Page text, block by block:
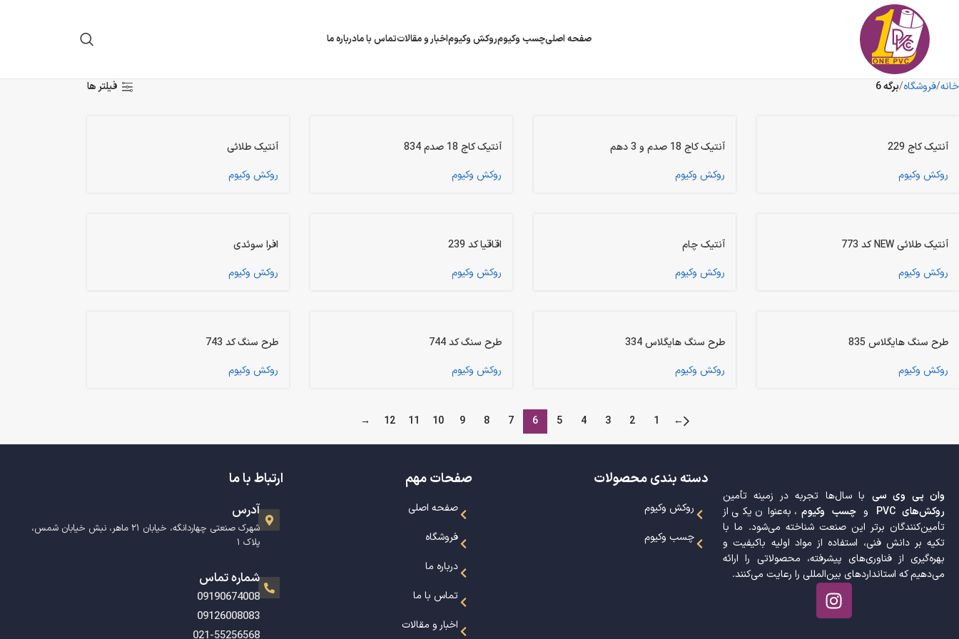
صفحه اصلیچسب وکیومروکش وکیوماخبار و مقالاتتماس با مادرباره ما
خانه فروشگاه برگه 6 فیلتر ها
آنتیک کاج 229
روکش وکیوم
آنتیک کاج 18 صدم و 3 دهم
روکش وکیوم
آنتیک کاج 18 صدم 834
روکش وکیوم
آنتیک طلائی
روکش وکیوم
آنتیک طلائی NEW کد 773
روکش وکیوم
آنتیک چام
روکش وکیوم
اقاقیا کد 239
روکش وکیوم
افرا سوئدی
روکش وکیوم
طرح سنگ هایگلاس 835
روکش وکیوم
طرح سنگ هایگلاس 334
روکش وکیوم
طرح سنگ کد 744
روکش وکیوم
طرح سنگ کد 743
روکش وکیوم
←
1
2
3
4
5
6
7
8
9
10
11
12
→
وان پی وی سی با سال‌ها تجربه در زمینه تأمین
روکش‌های PVC
وچسب وکیوم، به‌عنوان یکی از
تأمین‌کنندگان برتر این صنعت شناخته می‌شود. ما با
تکیه بر دانش فنی، استفاده از مواد اولیه باکیفیت و
بهره‌گیری از فناوری‌های پیشرفته، محصولاتی را ارائه
می‌دهیم که استانداردهای بین‌المللی را رعایت می‌کنند.
دسته بندی محصولات
روکش وکیوم
چسب وکیوم
صفحات مهم
صفحه اصلی
فروشگاه
درباره ما
تماس با ما
اخبار و مقالات
ارتباط با ما
آدرس
شهرک صنعتی چهاردانگه، خیابان ۲۱ ماهر، نبش خیابان شمس،
پلاک ۱
شماره تماس
09190674008
09126008083